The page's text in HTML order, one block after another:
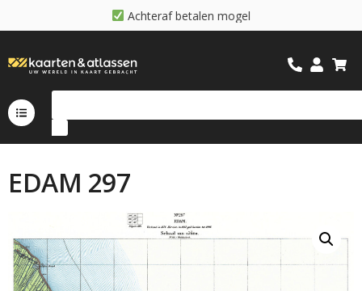
Achteraf betalen mogel
EDAM 297